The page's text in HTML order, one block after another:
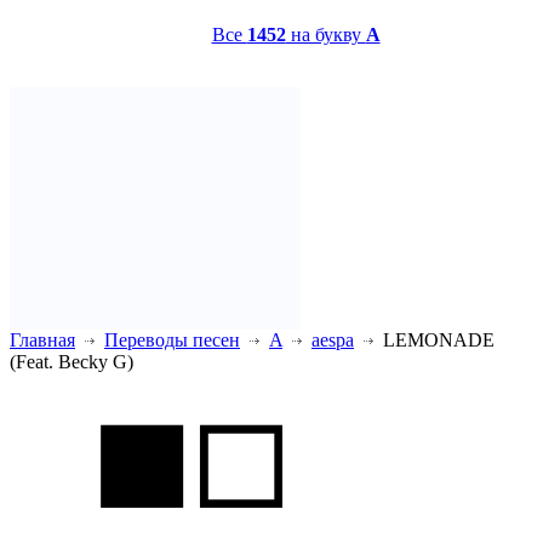
Все 1452на букву A
Главная Переводы песен A aespa
LEMONADE
(Feat. Becky G)